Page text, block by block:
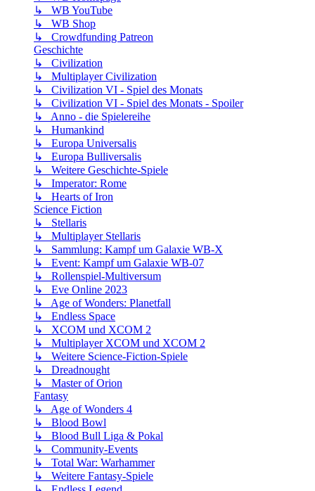
↳ WB YouTube
↳ WB Shop
↳ Crowdfunding Patreon
Geschichte
↳ Civilization
↳ Multiplayer Civilization
↳ Civilization VI - Spiel des Monats
↳ Civilization VI - Spiel des Monats - Spoiler
↳ Anno - die Spielereihe
↳ Humankind
↳ Europa Universalis
↳ Europa Bulliversalis
↳ Weitere Geschichte-Spiele
↳ Imperator: Rome
↳ Hearts of Iron
Science Fiction
↳ Stellaris
↳ Multiplayer Stellaris
↳ Sammlung: Kampf um Galaxie WB-X
↳ Event: Kampf um Galaxie WB-07
↳ Rollenspiel-Multiversum
↳ Eve Online 2023
↳ Age of Wonders: Planetfall
↳ Endless Space
↳ XCOM und XCOM 2
↳ Multiplayer XCOM und XCOM 2
↳ Weitere Science-Fiction-Spiele
↳ Dreadnought
↳ Master of Orion
Fantasy
↳ Age of Wonders 4
↳ Blood Bowl
↳ Blood Bull Liga & Pokal
↳ Community-Events
↳ Total War: Warhammer
↳ Weitere Fantasy-Spiele